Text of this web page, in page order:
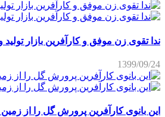
ندا تقوی زن موفق و کارآفرین بازار
1399/09/24
این بانوی کارآفرین پرورش گل را از